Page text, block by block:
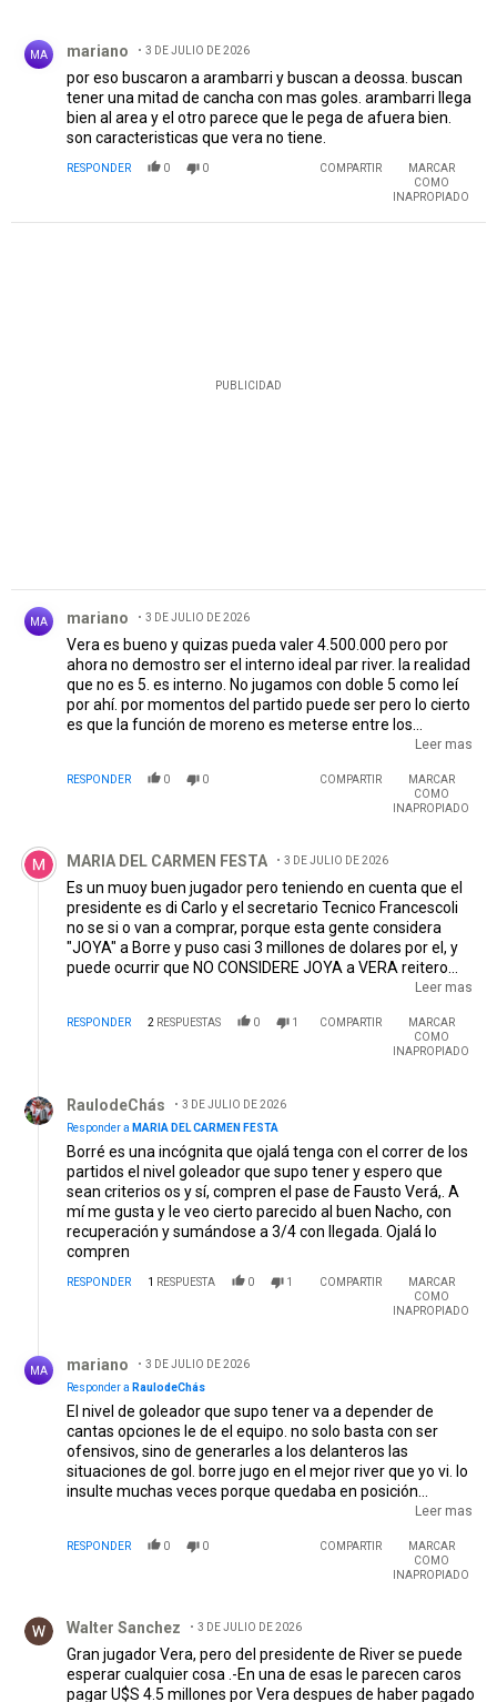
MA mariano 3 DE JULIO DE 2026
por eso buscaron a arambarri y buscan a deossa. buscan
tener una mitad de cancha con mas goles. arambarri llega
bien al area y el otro parece que le pega de afuera bien.
son caracteristicas que vera no tiene.
RESPONDER 0 0 COMPARTIR
MARCAR
COMO
INAPROPIADO
PUBLICIDAD
MA mariano 3 DE JULIO DE 2026
Vera es bueno y quizas pueda valer 4.500.000 pero por
ahora no demostro ser el interno ideal par river. la realidad
que no es 5. es interno. No jugamos con doble 5 como leí
por ahí. por momentos del partido puede ser pero lo cierto
es que la función de moreno es meterse entre los
aparte de la marca que en realidad todos tienen que
marcar es el de tratar de conectar con los de arriba,
vera si y no lo hace. es bueno... si. pero para jugar en river
tenes que ser mas completo. como nico DLC que podia
jugar en todas las posiciones del mediocampo.
Leer mas
RESPONDER 0 0 COMPARTIR
MARCAR
COMO
INAPROPIADO
Comentario de MARIA DEL CARMEN FESTA.
MARIA DEL CARMEN FESTA 3 DE JULIO DE 2026
Es un muoy buen jugador pero teniendo en cuenta que el
presidente es di Carlo y el secretario Tecnico Francescoli
no se si o van a comprar, porque esta gente considera
"JOYA" a Borre y puso casi 3 millones de dolares por el, y
puede ocurrir que NO CONSIDERE JOYA a VERA reitero
muy buen jugaddor mas teniendo en cuenta todos los
los nombrados. Ademas no se si ellos estan dispuestos a
poner el dinero que cuesta su pase. En definitiva si Vera
el socio de RIVER depende de los caprichos y demas
yerbas de los nombrados dirigentes
Leer mas
RESPONDER 2 RESPUESTAS 0 1 COMPARTIR
MARCAR
COMO
INAPROPIADO
RaulodeChás
3 DE JULIO DE 2026
Responder a MARIA DEL CARMEN FESTA
Borré es una incógnita que ojalá tenga con el correr de los
partidos el nivel goleador que supo tener y espero que
sean criterios os y sí, compren el pase de Fausto Verá,. A
mí me gusta y le veo cierto parecido al buen Nacho, con
recuperación y sumándose a 3/4 con llegada. Ojalá lo
compren
RESPONDER 1 RESPUESTA 0 1 COMPARTIR
MARCAR
COMO
INAPROPIADO
MA mariano
3 DE JULIO DE 2026
Responder a RaulodeChás
El nivel de goleador que supo tener va a depender de
cantas opciones le de el equipo. no solo basta con ser
ofensivos, sino de generarles a los delanteros las
situaciones de gol. borre jugo en el mejor river que yo vi. lo
insulte muchas veces porque quedaba en posición
adelantada y erraba muchisimos goles, también es verdad
exigiendo a los defensores los 90 minutos. de su presión y
recuperaciones vinieron gracias a el. espero que haya
Leer mas
RESPONDER 0 0 COMPARTIR
MARCAR
COMO
INAPROPIADO
Walter Sanchez 3 DE JULIO DE 2026
Gran jugador Vera, pero del presidente de River se puede
esperar cualquier cosa .-En una de esas le parecen caros
pagar U$S 4.5 millones por Vera despues de haber pagado